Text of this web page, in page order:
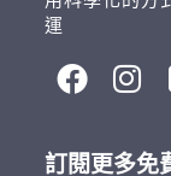
運
訂閱更多免